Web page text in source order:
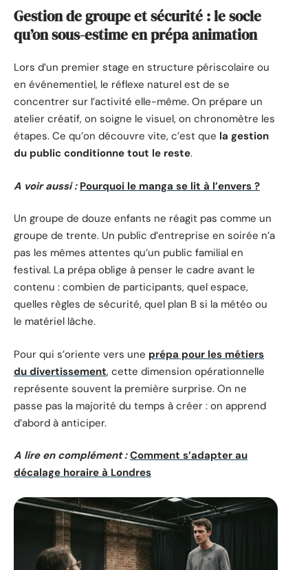
Gestion de groupe et sécurité : le socle
qu’on sous-estime en prépa animation
Lors d’un premier stage en structure périscolaire ou
en événementiel, le réflexe naturel est de se
concentrer sur l’activité elle-même. On prépare un
atelier créatif, on soigne le visuel, on chronomètre les
étapes. Ce qu’on découvre vite, c’est que la gestion
du public conditionne tout le reste.
A voir aussi : Pourquoi le manga se lit à l’envers ?
Un groupe de douze enfants ne réagit pas comme un
groupe de trente. Un public d’entreprise en soirée n’a
pas les mêmes attentes qu’un public familial en
festival. La prépa oblige à penser le cadre avant le
contenu : combien de participants, quel espace,
quelles règles de sécurité, quel plan B si la météo ou
le matériel lâche.
Pour qui s’oriente vers une prépa pour les métiers
du divertissement, cette dimension opérationnelle
représente souvent la première surprise. On ne
passe pas la majorité du temps à créer : on apprend
d’abord à anticiper.
A lire en complément : Comment s’adapter au
décalage horaire à Londres